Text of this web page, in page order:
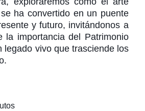
ha convertido en un puente
y futuro, invitándonos a
la importancia del Patrimonio
legado vivo que trasciende los